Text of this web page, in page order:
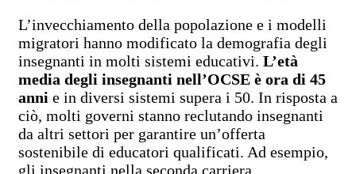
L’invecchiamento della popolazione e i modelli
migratori hanno modificato la demografia degli
insegnanti in molti sistemi educativi. L’età
media degli insegnanti nell’OCSE è ora di 45
anni e in diversi sistemi supera i 50. In risposta a
ciò, molti governi stanno reclutando insegnanti
da altri settori per garantire un’offerta
sostenibile di educatori qualificati. Ad esempio,
gli insegnanti nella seconda carriera